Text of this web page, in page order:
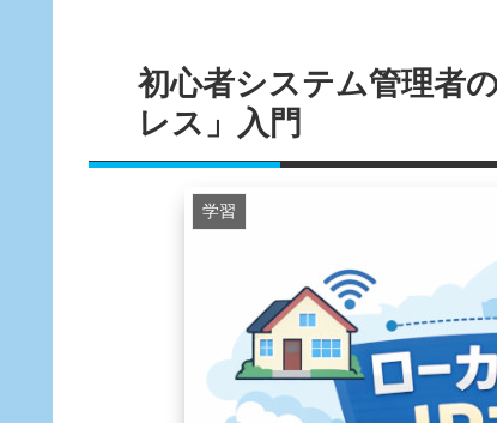
初心者システム管理者
レス」入門
学習